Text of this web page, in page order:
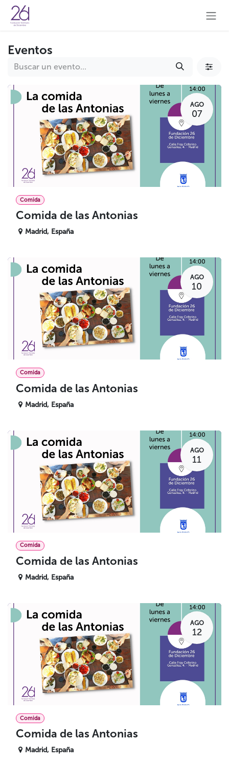
Ir al contenido
Eventos
AGO
07
Comida
Comida de las Antonias
Madrid, España
AGO
10
Comida
Comida de las Antonias
Madrid, España
AGO
11
Comida
Comida de las Antonias
Madrid, España
AGO
12
Comida
Comida de las Antonias
Madrid, España